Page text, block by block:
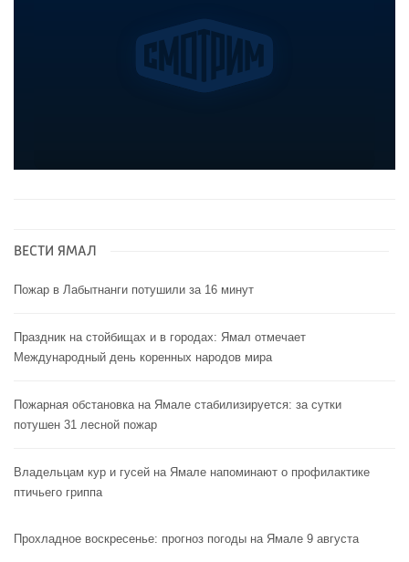
ВЕСТИ ЯМАЛ
Пожар в Лабытнанги потушили за 16 минут
Праздник на стойбищах и в городах: Ямал отмечает
Международный день коренных народов мира
Пожарная обстановка на Ямале стабилизируется: за сутки
потушен 31 лесной пожар
Владельцам кур и гусей на Ямале напоминают o профилактике
птичьего гриппа
Прохладное воскресенье: прогноз погоды на Ямале 9 августа